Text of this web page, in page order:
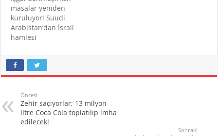
masalar yeniden
kuruluyor! Suudi
Arabistan’dan İsrail
hamlesi
Öncesi
Zehir saçıyorlar; 13 milyon
litre Coca Cola toplatılıp imha
edilecek!
Sonraki